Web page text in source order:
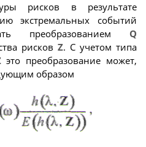
рисков в результате
экстремальных событий
преобразованием Q
рисков Z. С учетом типа
это преобразование может,
образом